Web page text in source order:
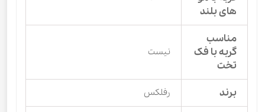
های بلند
مناسب
گربه با فک
تخت
نیست
برند رفلکس